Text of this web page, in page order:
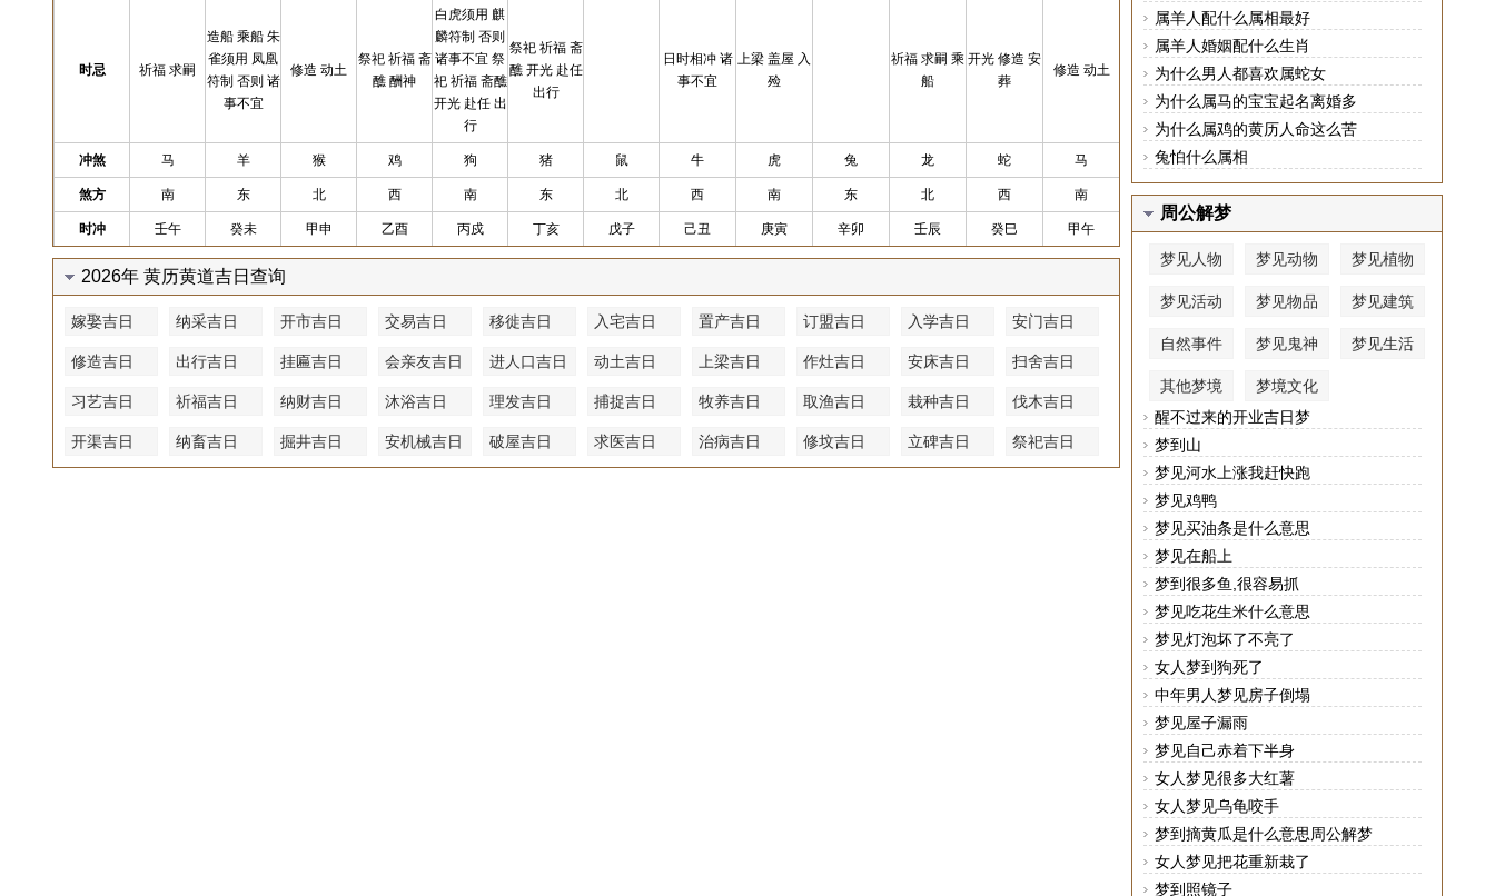
时忌 祈福 求嗣
造船 乘船 朱
雀须用 凤凰
符制 否则 诸
事不宜
修造 动土
祭祀 祈福 斋
醮 酬神
白虎须用 麒
麟符制 否则
诸事不宜 祭
祀 祈福 斋醮
开光 赴任 出
行
祭祀 祈福 斋
醮 开光 赴任
出行
日时相冲 诸
事不宜
上梁 盖屋 入
殓
祈福 求嗣 乘
船
开光 修造 安
葬
修造 动土
冲煞 马 羊 猴 鸡 狗 猪 鼠 牛 虎 兔 龙 蛇 马
煞方 南 东 北 西 南 东 北 西 南 东 北 西 南
时冲 壬午 癸未 甲申 乙酉 丙戍 丁亥 戊子 己丑 庚寅 辛卯 壬辰 癸巳 甲午
2026年 黄历黄道吉日查询
嫁娶吉日 纳采吉日 开市吉日 交易吉日 移徙吉日 入宅吉日 置产吉日 订盟吉日 入学吉日 安门吉日
修造吉日 出行吉日 挂匾吉日 会亲友吉日 进人口吉日 动土吉日 上梁吉日 作灶吉日 安床吉日 扫舍吉日
习艺吉日 祈福吉日 纳财吉日 沐浴吉日 理发吉日 捕捉吉日 牧养吉日 取渔吉日 栽种吉日 伐木吉日
开渠吉日 纳畜吉日 掘井吉日 安机械吉日 破屋吉日 求医吉日 治病吉日 修坟吉日 立碑吉日 祭祀吉日
属羊人配什么属相最好
属羊人婚姻配什么生肖
为什么男人都喜欢属蛇女
为什么属马的宝宝起名离婚多
为什么属鸡的黄历人命这么苦
兔怕什么属相
周公解梦
梦见人物 梦见动物 梦见植物
梦见活动 梦见物品 梦见建筑
自然事件 梦见鬼神 梦见生活
其他梦境
梦境文化
醒不过来的开业吉日梦
梦到山
梦见河水上涨我赶快跑
梦见鸡鸭
梦见买油条是什么意思
梦见在船上
梦到很多鱼,很容易抓
梦见吃花生米什么意思
梦见灯泡坏了不亮了
女人梦到狗死了
中年男人梦见房子倒塌
梦见屋子漏雨
梦见自己赤着下半身
女人梦见很多大红薯
女人梦见乌龟咬手
梦到摘黄瓜是什么意思周公解梦
女人梦见把花重新栽了
梦到照镜子